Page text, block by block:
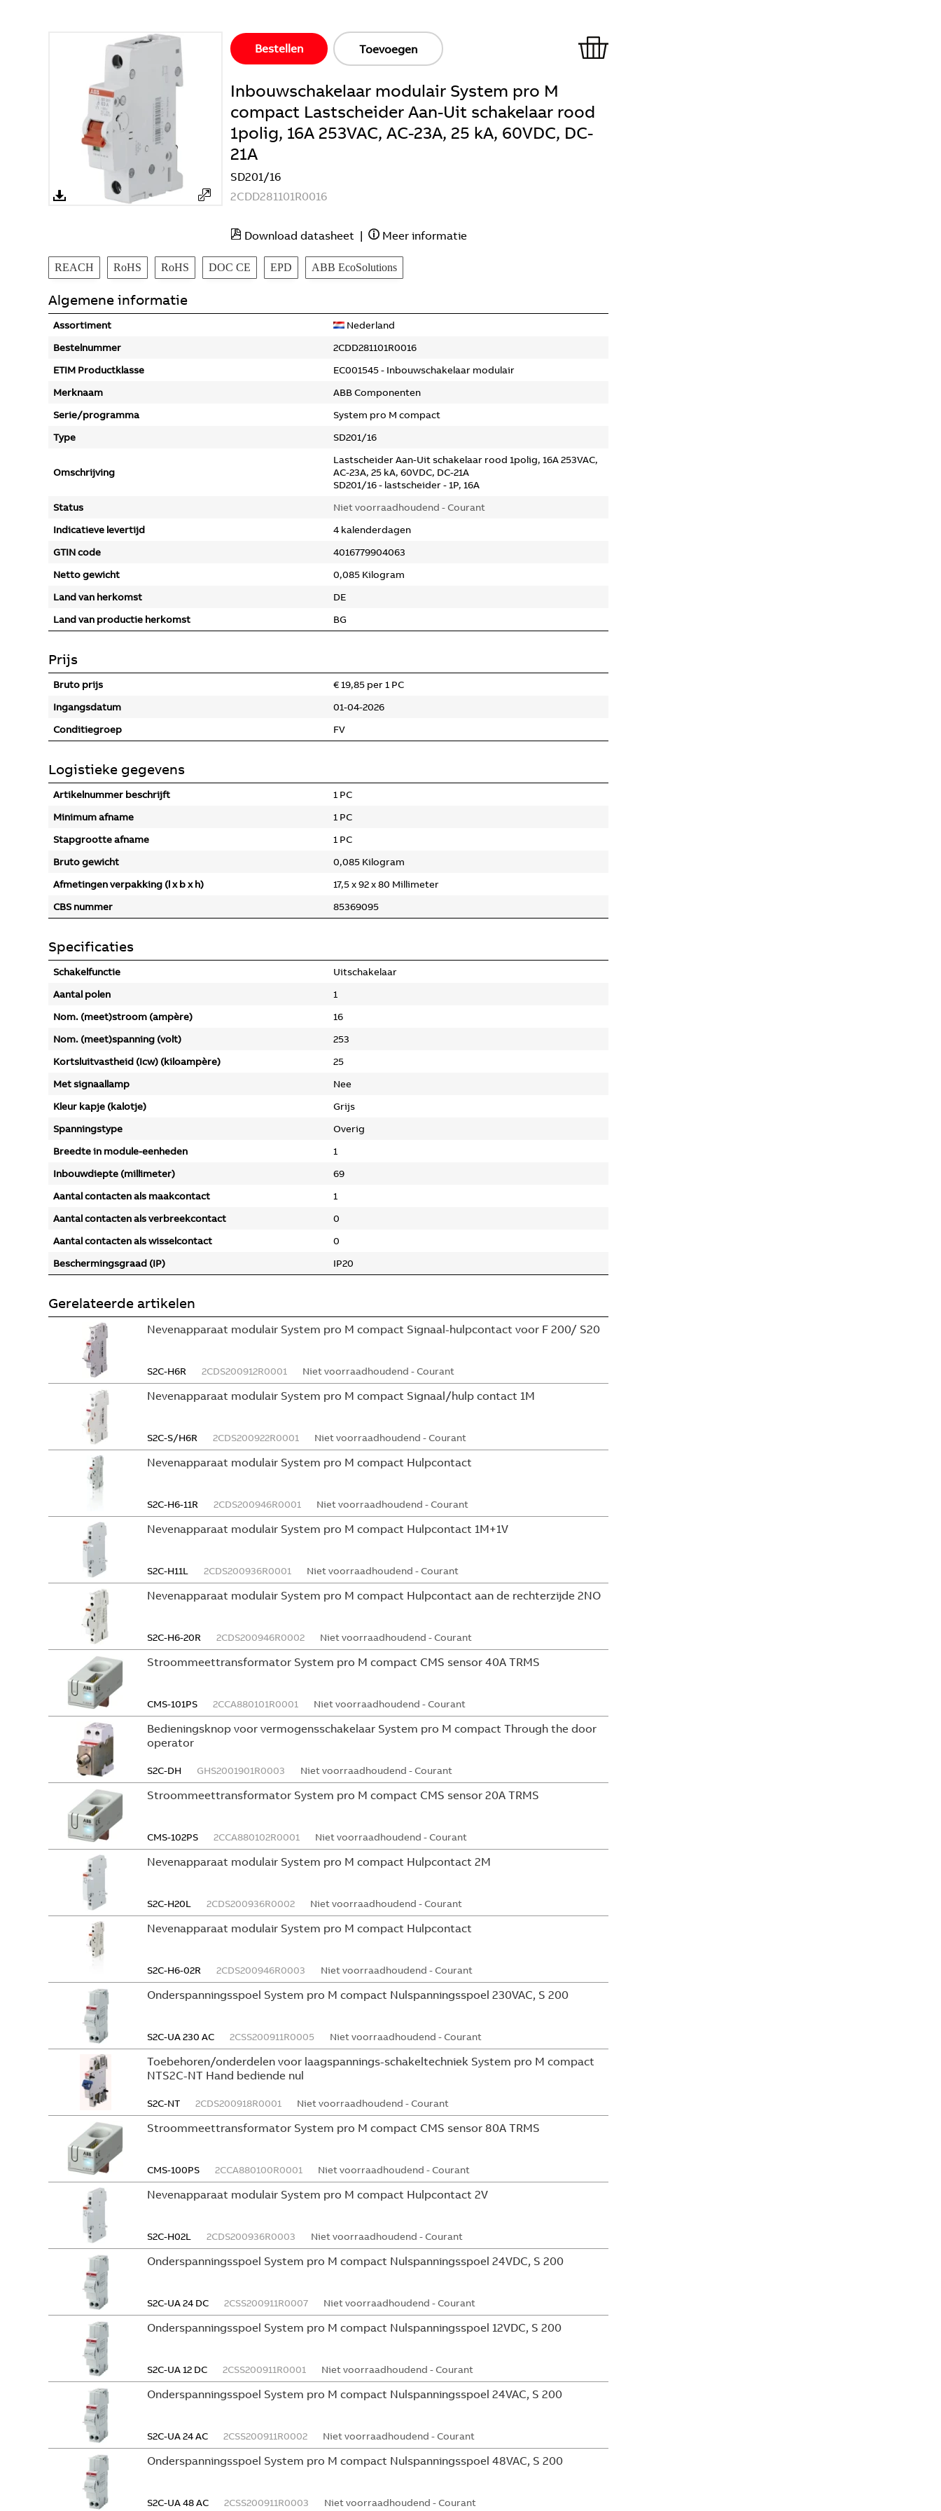
Bestellen Toevoegen
Inbouwschakelaar modulair System pro M
compact Lastscheider Aan-Uit schakelaar rood
1polig, 16A 253VAC, AC-23A, 25 kA, 60VDC, DC-
21A
SD201/16
2CDD281101R0016
Download datasheet | Meer informatie
REACH RoHS RoHS DOC CE EPD ABB EcoSolutions
Algemene informatie
Assortiment
Nederland
Bestelnummer
2CDD281101R0016
ETIM Productklasse
EC001545 - Inbouwschakelaar modulair
Merknaam
ABB Componenten
Serie/programma
System pro M compact
Type
SD201/16
Omschrijving
Lastscheider Aan-Uit schakelaar rood 1polig, 16A 253VAC,
AC-23A, 25 kA, 60VDC, DC-21A
SD201/16 - lastscheider - 1P, 16A
Status
Niet voorraadhoudend - Courant
Indicatieve levertijd
4 kalenderdagen
GTIN code
4016779904063
Netto gewicht
0,085 Kilogram
Land van herkomst
DE
Land van productie herkomst
BG
Prijs
Bruto prijs
€ 19,85 per 1 PC
Ingangsdatum
01-04-2026
Conditiegroep
FV
Logistieke gegevens
Artikelnummer beschrijft
1 PC
Minimum afname
1 PC
Stapgrootte afname
1 PC
Bruto gewicht
0,085 Kilogram
Afmetingen verpakking (l x b x h)
17,5 x 92 x 80 Millimeter
CBS nummer
85369095
Specificaties
Schakelfunctie
Uitschakelaar
Aantal polen
1
Nom. (meet)stroom (ampère)
16
Nom. (meet)spanning (volt)
253
Kortsluitvastheid (Icw) (kiloampère)
25
Met signaallamp
Nee
Kleur kapje (kalotje)
Grijs
Spanningstype
Overig
Breedte in module-eenheden
1
Inbouwdiepte (millimeter)
69
Aantal contacten als maakcontact
1
Aantal contacten als verbreekcontact
0
Aantal contacten als wisselcontact
0
Beschermingsgraad (IP)
IP20
Gerelateerde artikelen
Nevenapparaat modulair System pro M compact Signaal-hulpcontact voor F 200/ S20
S2C-H6R 2CDS200912R0001 Niet voorraadhoudend - Courant
Nevenapparaat modulair System pro M compact Signaal/hulp contact 1M
S2C-S/H6R 2CDS200922R0001 Niet voorraadhoudend - Courant
Nevenapparaat modulair System pro M compact Hulpcontact
S2C-H6-11R 2CDS200946R0001 Niet voorraadhoudend - Courant
Nevenapparaat modulair System pro M compact Hulpcontact 1M+1V
S2C-H11L 2CDS200936R0001 Niet voorraadhoudend - Courant
Nevenapparaat modulair System pro M compact Hulpcontact aan de rechterzijde 2NO
S2C-H6-20R 2CDS200946R0002 Niet voorraadhoudend - Courant
Stroommeettransformator System pro M compact CMS sensor 40A TRMS
CMS-101PS 2CCA880101R0001 Niet voorraadhoudend - Courant
Bedieningsknop voor vermogensschakelaar System pro M compact Through the door
operator
S2C-DH GHS2001901R0003 Niet voorraadhoudend - Courant
Stroommeettransformator System pro M compact CMS sensor 20A TRMS
CMS-102PS 2CCA880102R0001 Niet voorraadhoudend - Courant
Nevenapparaat modulair System pro M compact Hulpcontact 2M
S2C-H20L 2CDS200936R0002 Niet voorraadhoudend - Courant
Nevenapparaat modulair System pro M compact Hulpcontact
S2C-H6-02R 2CDS200946R0003 Niet voorraadhoudend - Courant
Onderspanningsspoel System pro M compact Nulspanningsspoel 230VAC, S 200
S2C-UA 230 AC 2CSS200911R0005 Niet voorraadhoudend - Courant
Toebehoren/onderdelen voor laagspannings-schakeltechniek System pro M compact
NTS2C-NT Hand bediende nul
S2C-NT 2CDS200918R0001 Niet voorraadhoudend - Courant
Stroommeettransformator System pro M compact CMS sensor 80A TRMS
CMS-100PS 2CCA880100R0001 Niet voorraadhoudend - Courant
Nevenapparaat modulair System pro M compact Hulpcontact 2V
S2C-H02L 2CDS200936R0003 Niet voorraadhoudend - Courant
Onderspanningsspoel System pro M compact Nulspanningsspoel 24VDC, S 200
S2C-UA 24 DC 2CSS200911R0007 Niet voorraadhoudend - Courant
Onderspanningsspoel System pro M compact Nulspanningsspoel 12VDC, S 200
S2C-UA 12 DC 2CSS200911R0001 Niet voorraadhoudend - Courant
Onderspanningsspoel System pro M compact Nulspanningsspoel 24VAC, S 200
S2C-UA 24 AC 2CSS200911R0002 Niet voorraadhoudend - Courant
Onderspanningsspoel System pro M compact Nulspanningsspoel 48VAC, S 200
S2C-UA 48 AC 2CSS200911R0003 Niet voorraadhoudend - Courant